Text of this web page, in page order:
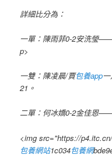
詳細比分為：
一單：陳雨菲0-2安洗瑩
p>
一雙：陳凌晨/賈包養app
21。
二單：何冰嬌0-2金佳恩
<img src="https://
包養網站1c034包養網